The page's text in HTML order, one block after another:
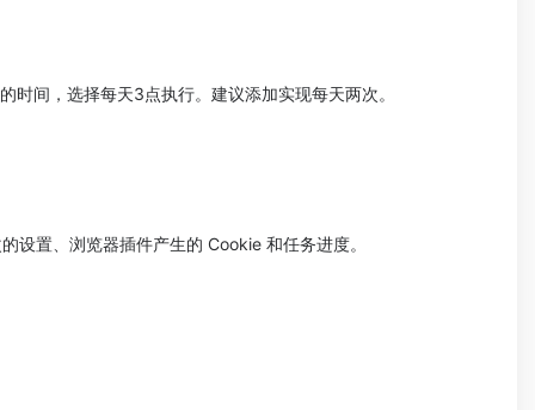
间，选择每天3点执行。建议添加实现每天两次。
置、浏览器插件产生的 Cookie 和任务进度。